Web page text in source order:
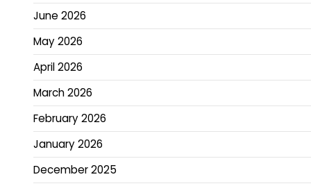
June 2026
May 2026
April 2026
March 2026
February 2026
January 2026
December 2025